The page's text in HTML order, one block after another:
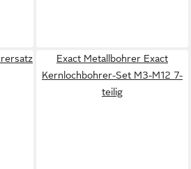
Exact Metallbohrer Exact
Kernlochbohrer-Set M3-M12 7-
teilig